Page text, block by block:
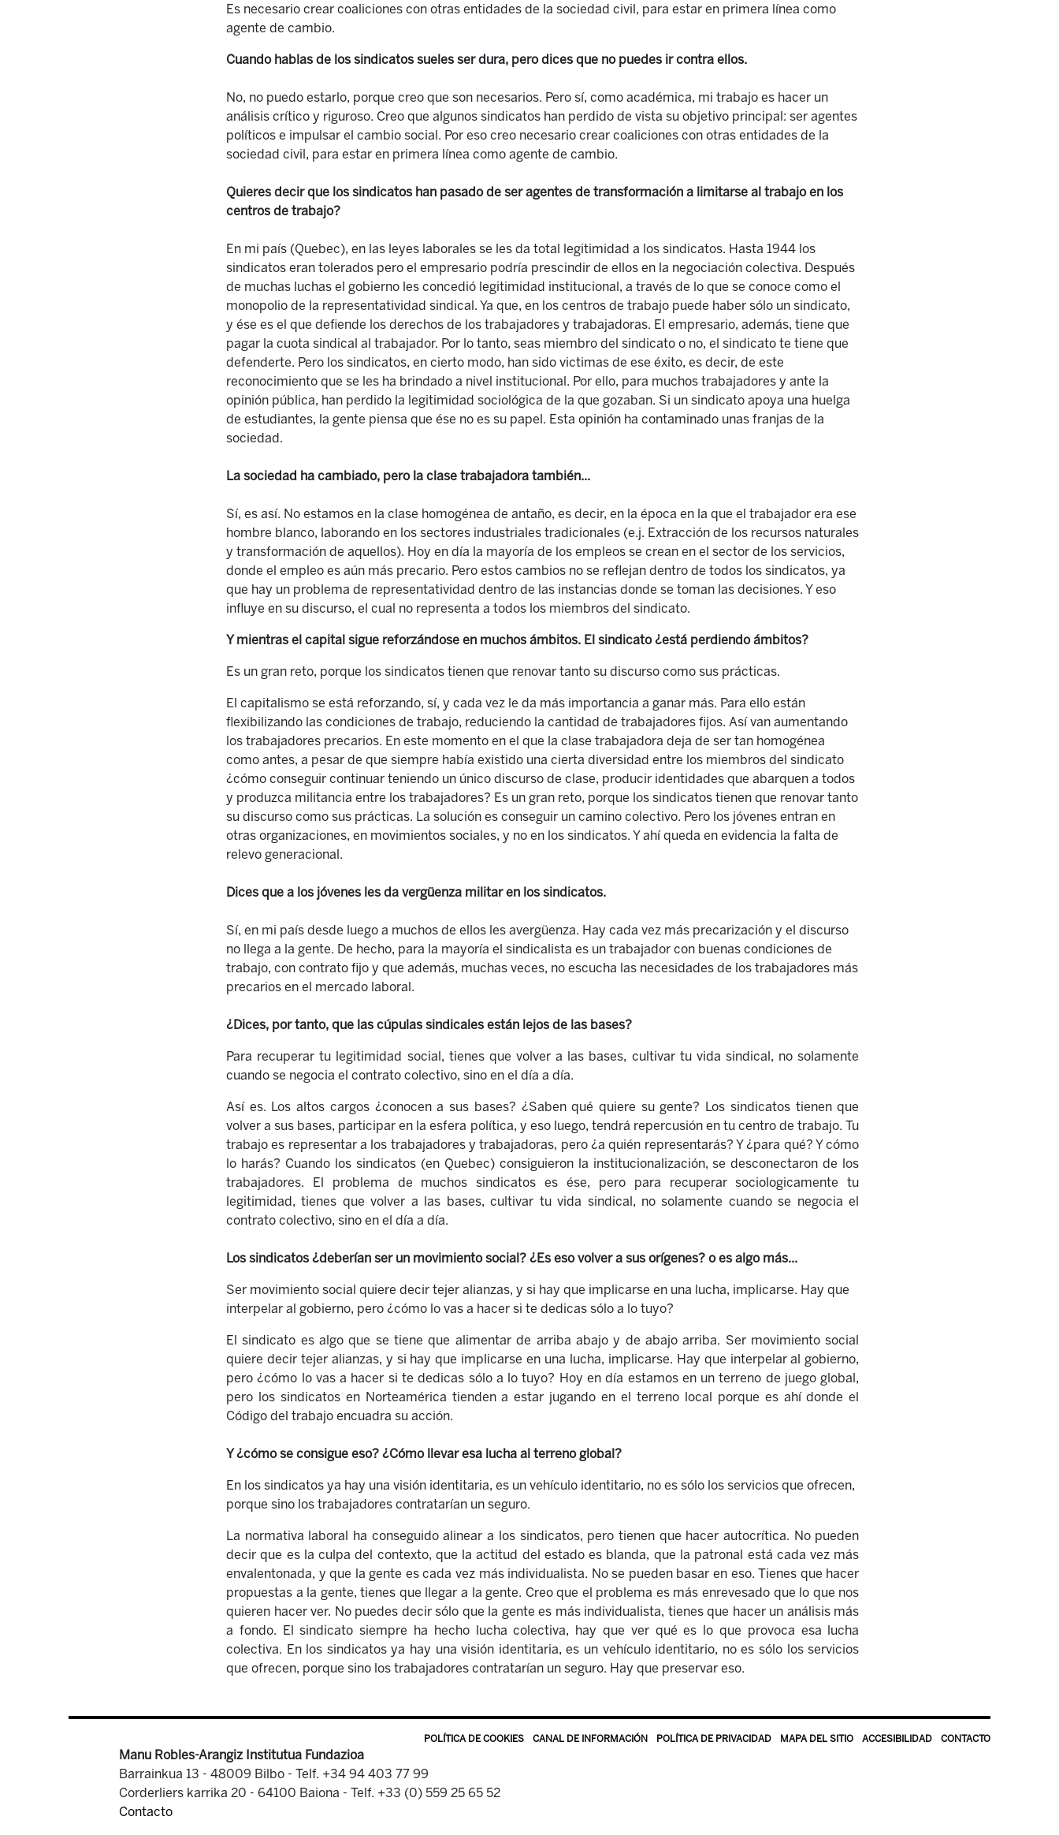
Es necesario crear coaliciones con otras entidades de la sociedad civil, para estar en primera línea como
agente de cambio.
Cuando hablas de los sindicatos sueles ser dura, pero dices que no puedes ir contra ellos.
No, no puedo estarlo, porque creo que son necesarios. Pero sí, como académica, mi trabajo es hacer un
análisis crítico y riguroso. Creo que algunos sindicatos han perdido de vista su objetivo principal: ser agentes
políticos e impulsar el cambio social. Por eso creo necesario crear coaliciones con otras entidades de la
sociedad civil, para estar en primera línea como agente de cambio.
Quieres decir que los sindicatos han pasado de ser agentes de transformación a limitarse al trabajo en los
centros de trabajo?
En mi país (Quebec), en las leyes laborales se les da total legitimidad a los sindicatos. Hasta 1944 los
sindicatos eran tolerados pero el empresario podría prescindir de ellos en la negociación colectiva. Después
de muchas luchas el gobierno les concedió legitimidad institucional, a través de lo que se conoce como el
monopolio de la representatividad sindical. Ya que, en los centros de trabajo puede haber sólo un sindicato,
y ése es el que defiende los derechos de los trabajadores y trabajadoras. El empresario, además, tiene que
pagar la cuota sindical al trabajador. Por lo tanto, seas miembro del sindicato o no, el sindicato te tiene que
defenderte. Pero los sindicatos, en cierto modo, han sido victimas de ese éxito, es decir, de este
reconocimiento que se les ha brindado a nivel institucional. Por ello, para muchos trabajadores y ante la
opinión pública, han perdido la legitimidad sociológica de la que gozaban. Si un sindicato apoya una huelga
de estudiantes, la gente piensa que ése no es su papel. Esta opinión ha contaminado unas franjas de la
sociedad.
La sociedad ha cambiado, pero la clase trabajadora también...
Sí, es así. No estamos en la clase homogénea de antaño, es decir, en la época en la que el trabajador era ese
hombre blanco, laborando en los sectores industriales tradicionales (e.j. Extracción de los recursos naturales
y transformación de aquellos). Hoy en día la mayoría de los empleos se crean en el sector de los servicios,
donde el empleo es aún más precario. Pero estos cambios no se reflejan dentro de todos los sindicatos, ya
que hay un problema de representatividad dentro de las instancias donde se toman las decisiones. Y eso
influye en su discurso, el cual no representa a todos los miembros del sindicato.
Y mientras el capital sigue reforzándose en muchos ámbitos. El sindicato ¿está perdiendo ámbitos?
Es un gran reto, porque los sindicatos tienen que renovar tanto su discurso como sus prácticas.
El capitalismo se está reforzando, sí, y cada vez le da más importancia a ganar más. Para ello están
flexibilizando las condiciones de trabajo, reduciendo la cantidad de trabajadores fijos. Así van aumentando
los trabajadores precarios. En este momento en el que la clase trabajadora deja de ser tan homogénea
como antes, a pesar de que siempre había existido una cierta diversidad entre los miembros del sindicato
¿cómo conseguir continuar teniendo un único discurso de clase, producir identidades que abarquen a todos
y produzca militancia entre los trabajadores? Es un gran reto, porque los sindicatos tienen que renovar tanto
su discurso como sus prácticas. La solución es conseguir un camino colectivo. Pero los jóvenes entran en
otras organizaciones, en movimientos sociales, y no en los sindicatos. Y ahí queda en evidencia la falta de
relevo generacional.
Dices que a los jóvenes les da vergüenza militar en los sindicatos.
Sí, en mi país desde luego a muchos de ellos les avergüenza. Hay cada vez más precarización y el discurso
no llega a la gente. De hecho, para la mayoría el sindicalista es un trabajador con buenas condiciones de
trabajo, con contrato fijo y que además, muchas veces, no escucha las necesidades de los trabajadores más
precarios en el mercado laboral.
¿Dices, por tanto, que las cúpulas sindicales están lejos de las bases?
Para recuperar tu legitimidad social, tienes que volver a las bases, cultivar tu vida sindical, no solamente
cuando se negocia el contrato colectivo, sino en el día a día.
Así es. Los altos cargos ¿conocen a sus bases? ¿Saben qué quiere su gente? Los sindicatos tienen que
volver a sus bases, participar en la esfera política, y eso luego, tendrá repercusión en tu centro de trabajo. Tu
trabajo es representar a los trabajadores y trabajadoras, pero ¿a quién representarás? Y ¿para qué? Y cómo
lo harás? Cuando los sindicatos (en Quebec) consiguieron la institucionalización, se desconectaron de los
trabajadores. El problema de muchos sindicatos esése, pero para recuperar sociologicamente tu
legitimidad, tienes que volver a las bases, cultivar tu vida sindical, no solamente cuando se negocia el
contrato colectivo, sino en el día a día.
Los sindicatos ¿deberían ser un movimiento social? ¿Es eso volver a sus orígenes? o es algo más...
Ser movimiento social quiere decir tejer alianzas, y si hay que implicarse en una lucha, implicarse. Hay que
interpelar al gobierno, pero ¿cómo lo vas a hacer si te dedicas sólo a lo tuyo?
El sindicato es algo que se tiene que alimentar de arriba abajo y de abajo arriba. Ser movimiento social
quiere decir tejer alianzas, y si hay que implicarse en una lucha, implicarse. Hay que interpelar al gobierno,
pero ¿cómo lo vas a hacer si te dedicas sólo a lo tuyo? Hoy en día estamos en un terreno de juego global,
pero los sindicatos en Norteamérica tienden a estar jugando en el terreno local porque es ahí donde el
Código del trabajo encuadra su acción.
Y ¿cómo se consigue eso? ¿Cómo llevar esa lucha al terreno global?
En los sindicatos ya hay una visión identitaria, es un vehículo identitario, no es sólo los servicios que ofrecen,
porque sino los trabajadores contratarían un seguro.
La normativa laboral ha conseguido alinear a los sindicatos, pero tienen que hacer autocrítica. No pueden
decir que es la culpa del contexto, que la actitud del estado es blanda, que la patronal está cada vez más
envalentonada, y que la gente es cada vez más individualista. No se pueden basar en eso. Tienes que hacer
propuestas a la gente, tienes que llegar a la gente. Creo que el problema es más enrevesado que lo que nos
quieren hacer ver. No puedes decir sólo que la gente es más individualista, tienes que hacer un análisis más
a fondo. El sindicato siempre ha hecho lucha colectiva, hay que ver qué es lo que provoca esa lucha
colectiva. En los sindicatos ya hay una visión identitaria, es un vehículo identitario, no es sólo los servicios
que ofrecen, porque sino los trabajadores contratarían un seguro. Hay que preservar eso.
POLÍTICA DE COOKIES CANAL DE INFORMACIÓN POLÍTICA DE PRIVACIDAD MAPA DEL SITIO ACCESIBILIDAD CONTACTO
Manu Robles-Arangiz Institutua Fundazioa
Barrainkua 13 - 48009 Bilbo - Telf. +34 94 403 77 99
Corderliers karrika 20 - 64100 Baiona - Telf. +33 (0) 559 25 65 52
Contacto